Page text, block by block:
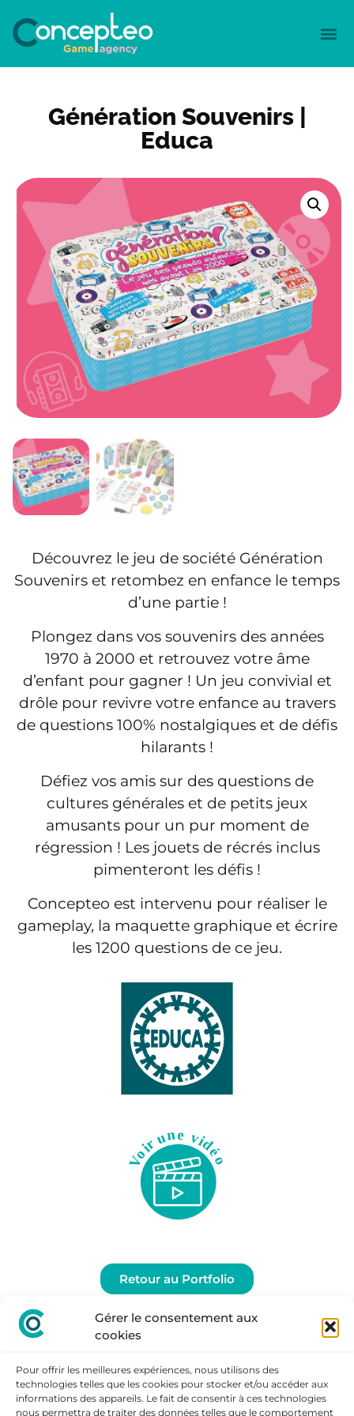
Gérer le consentement aux
cookies
Pour offrir les meilleures expériences, nous utilisons des
technologies telles que les cookies pour stocker et/ou accéder aux
informations des appareils. Le fait de consentir à ces technologies
nous permettra de traiter des données telles que le comportement
Génération Souvenirs |
Educa
Découvrez le jeu de société Génération
Souvenirs et retombez en enfance le temps
d’une partie !
Plongez dans vos souvenirs des années
1970 à 2000 et retrouvez votre âme
d’enfant pour gagner ! Un jeu convivial et
drôle pour revivre votre enfance au travers
de questions 100% nostalgiques et de défis
hilarants !
Défiez vos amis sur des questions de
cultures générales et de petits jeux
amusants pour un pur moment de
régression ! Les jouets de récrés inclus
pimenteront les défis !
Concepteo est intervenu pour réaliser le
gameplay, la maquette graphique et écrire
les 1200 questions de ce jeu.
Retour au Portfolio